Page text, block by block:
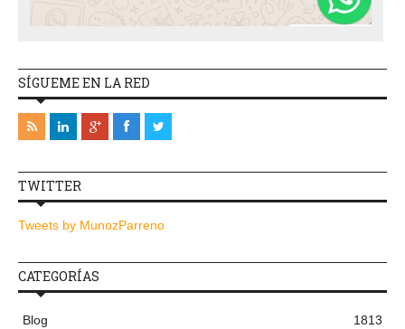
SÍGUEME EN LA RED
TWITTER
Tweets by MunozParreno
CATEGORÍAS
Blog
1813